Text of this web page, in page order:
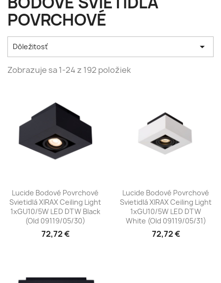
POVRCHOVÉ
Dôležitosť 
Zobrazuje sa 1-24 z 192 položiek
Lucide Bodové Povrchové
Svietidlá XIRAX Ceiling Light
1xGU10/5W LED DTW Black
(old 09119/05/30)
72,72 €
Lucide Bodové Povrchové
Svietidlá XIRAX Ceiling Light
1xGU10/5W LED DTW
White (old 09119/05/31)
72,72 €